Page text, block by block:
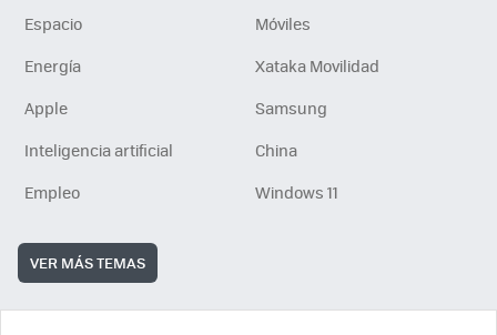
Espacio
Móviles
Energía
Xataka Movilidad
Apple
Samsung
Inteligencia artificial
China
Empleo
Windows 11
VER MÁS TEMAS